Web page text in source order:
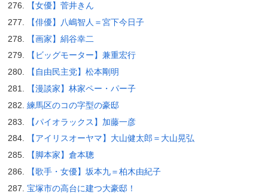
【女優】菅井きん
【俳優】八嶋智人＝宮下今日子
【画家】絹谷幸二
【ビッグモーター】兼重宏行
【自由民主党】松本剛明
【漫談家】林家ペー・パー子
練馬区のコの字型の豪邸
【パイオラックス】加藤一彦
【アイリスオーヤマ】大山健太郎＝大山晃弘
【脚本家】倉本聰
【歌手・女優】坂本九＝柏木由紀子
宝塚市の高台に建つ大豪邸！